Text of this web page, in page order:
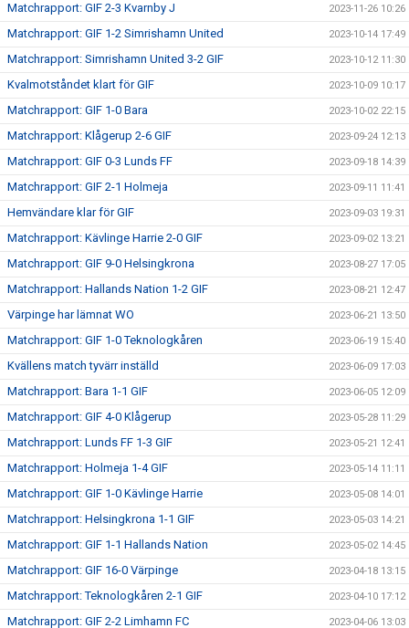
Matchrapport: GIF 2-3 Kvarnby J 2023-11-26 10:26
Matchrapport: GIF 1-2 Simrishamn United 2023-10-14 17:49
Matchrapport: Simrishamn United 3-2 GIF 2023-10-12 11:30
Kvalmotståndet klart för GIF 2023-10-09 10:17
Matchrapport: GIF 1-0 Bara 2023-10-02 22:15
Matchrapport: Klågerup 2-6 GIF 2023-09-24 12:13
Matchrapport: GIF 0-3 Lunds FF 2023-09-18 14:39
Matchrapport: GIF 2-1 Holmeja 2023-09-11 11:41
Hemvändare klar för GIF 2023-09-03 19:31
Matchrapport: Kävlinge Harrie 2-0 GIF 2023-09-02 13:21
Matchrapport: GIF 9-0 Helsingkrona 2023-08-27 17:05
Matchrapport: Hallands Nation 1-2 GIF 2023-08-21 12:47
Värpinge har lämnat WO 2023-06-21 13:50
Matchrapport: GIF 1-0 Teknologkåren 2023-06-19 15:40
Kvällens match tyvärr inställd 2023-06-09 17:03
Matchrapport: Bara 1-1 GIF 2023-06-05 12:09
Matchrapport: GIF 4-0 Klågerup 2023-05-28 11:29
Matchrapport: Lunds FF 1-3 GIF 2023-05-21 12:41
Matchrapport: Holmeja 1-4 GIF 2023-05-14 11:11
Matchrapport: GIF 1-0 Kävlinge Harrie 2023-05-08 14:01
Matchrapport: Helsingkrona 1-1 GIF 2023-05-03 14:21
Matchrapport: GIF 1-1 Hallands Nation 2023-05-02 14:45
Matchrapport: GIF 16-0 Värpinge 2023-04-18 13:15
Matchrapport: Teknologkåren 2-1 GIF 2023-04-10 17:12
Matchrapport: GIF 2-2 Limhamn FC 2023-04-06 13:03